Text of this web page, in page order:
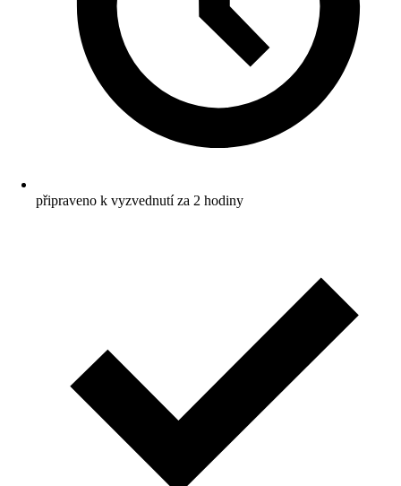
připraveno k vyzvednutí za 2 hodiny